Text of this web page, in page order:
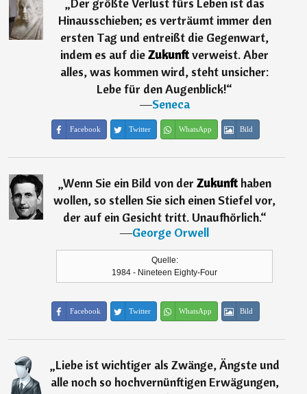
Hinausschieben; es verträumt immer den
ersten Tag und entreißt die Gegenwart,
indem es auf dieZukunftverweist. Aber
alles, was kommen wird, steht unsicher:
Lebe für den Augenblick!“
―Seneca
Facebook Twitter WhatsApp Bild
„Wenn Sie ein Bild von der Zukunft haben
wollen, so stellen Sie sich einen Stiefel vor,
der auf ein Gesicht tritt. Unaufhörlich.“
―George Orwell
Quelle:
1984 - Nineteen Eighty-Four
Facebook Twitter WhatsApp Bild
„Liebe ist wichtiger als Zwänge, Ängste und
alle noch so hochvernünftigen Erwägungen,